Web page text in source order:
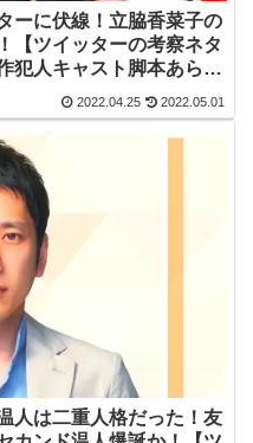
ーに伏線！立脇香菜子の
【ツイッターの考察ネタ
犯人キャスト脚本あらす
ュン】
2022.04.25 2022.05.01
人は二重人格だった！友